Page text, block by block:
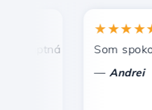
a efektívna
★★★★★
Som
Andrei